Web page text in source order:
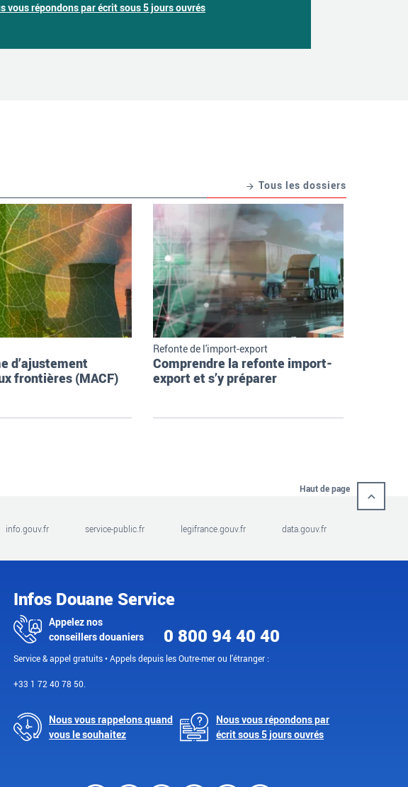
vous répondons par écrit sous 5 jours ouvrés
Tous les dossiers
d’ajustement
frontières (MACF)
Refonte de l'import-export
Comprendre la refonte import-
export et s’y préparer
Haut de page
info.gouv.fr service-public.fr legifrance.gouv.fr data.gouv.fr
Infos Douane Service
Appelez nos
conseillers douaniers
0 800 94 40 40
Service & appel gratuits • Appels depuis les Outre-mer ou l'étranger :
+33 1 72 40 78 50.
Nous vous rappelons quand
vous le souhaitez
Nous vous répondons par
écrit sous 5 jours ouvrés